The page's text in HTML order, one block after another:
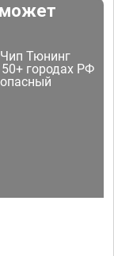
Тюнинг
городах РФ